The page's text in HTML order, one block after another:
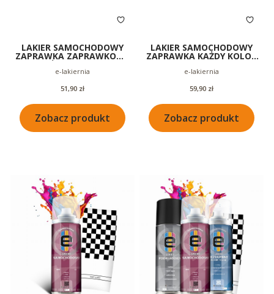
LAKIER SAMOCHODOWY
ZAPRAWKA ZAPRAWKOWY
BEZBARWNY 50ML
Producent
e-lakiernia
Cena
51,90 zł
Zobacz produkt
LAKIER SAMOCHODOWY
ZAPRAWKA KAŻDY KOLOR
BEZBARWNY + BUTELECZKI
Producent
e-lakiernia
Cena
59,90 zł
Zobacz produkt